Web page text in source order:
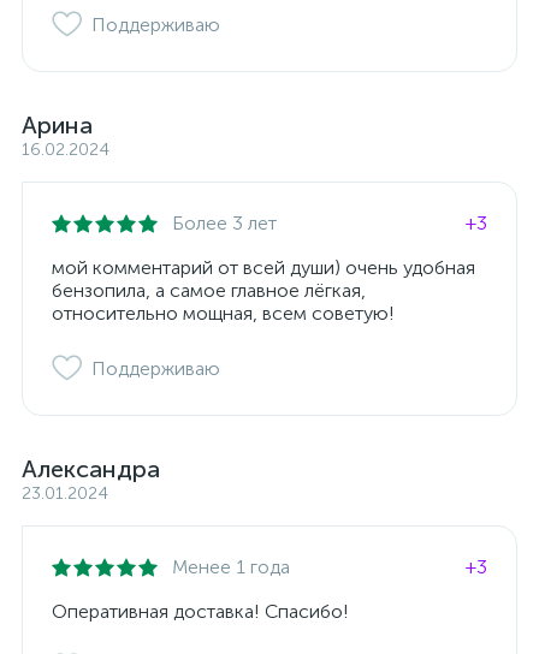
Поддерживаю
Арина
16.02.2024
Более 3 лет
+3
мой комментарий от всей души) очень удобная
бензопила, а самое главное лёгкая,
относительно мощная, всем советую!
Поддерживаю
Александра
23.01.2024
Менее 1 года
+3
Оперативная доставка! Спасибо!